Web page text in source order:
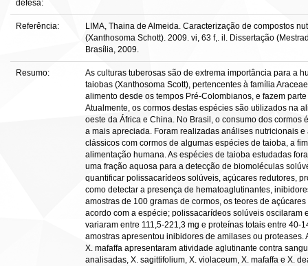
defesa:
Referência:
LIMA, Thaina de Almeida. Caracterização de compostos
(Xanthosoma Schott). 2009. vi, 63 f,. il. Dissertação
Brasília, 2009.
Resumo:
As culturas tuberosas são de extrema importância para a
taiobas (Xanthosoma Scott), pertencentes à família
alimento desde os tempos Pré-Colombianos, e fazem
Atualmente, os cormos destas espécies são utilizados na
oeste da África e China. No Brasil, o consumo dos cormos
a mais apreciada. Foram realizadas análises nutricionais
clássicos com cormos de algumas espécies de taioba, a
alimentação humana. As espécies de taioba estudadas
uma fração aquosa para a detecção de biomoléculas
quantificar polissacarídeos solúveis, açúcares redutores,
como detectar a presença de hematoaglutinantes,
amostras de 100 gramas de cormos, os teores de
acordo com a espécie; polissacarídeos solúveis oscilaram
variaram entre 111,5-221,3 mg e proteínas totais entre 40-
amostras apresentou inibidores de amilases ou proteases.
X. mafaffa apresentaram atividade aglutinante contra
analisadas, X. sagittifolium, X. violaceum, X. mafaffa e X.